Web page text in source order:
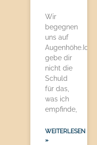
Wir
begegnen
uns auf
Augenhöhe.Ich
gebe dir
nicht die
Schuld
für das,
was ich
empfinde,
WEITERLESEN
»